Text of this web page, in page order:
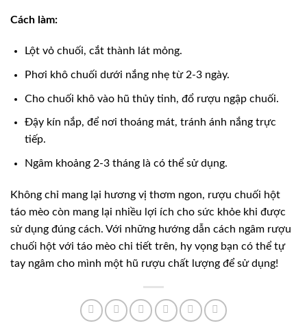
Cách làm:
Lột vỏ chuối, cắt thành lát mỏng.
Phơi khô chuối dưới nắng nhẹ từ 2-3 ngày.
Cho chuối khô vào hũ thủy tinh, đổ rượu ngập chuối.
Đậy kín nắp, để nơi thoáng mát, tránh ánh nắng trực
tiếp.
Ngâm khoảng 2-3 tháng là có thể sử dụng.
Không chỉ mang lại hương vị thơm ngon, rượu chuối hột
táo mèo còn mang lại nhiều lợi ích cho sức khỏe khi được
sử dụng đúng cách. Với những hướng dẫn cách ngâm rượu
chuối hột với táo mèo chi tiết trên, hy vọng bạn có thể tự
tay ngâm cho mình một hũ rượu chất lượng để sử dụng!